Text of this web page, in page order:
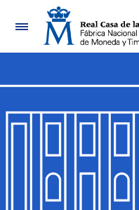
Navigation
Show/Hide
Show/Hide
Show/Hide